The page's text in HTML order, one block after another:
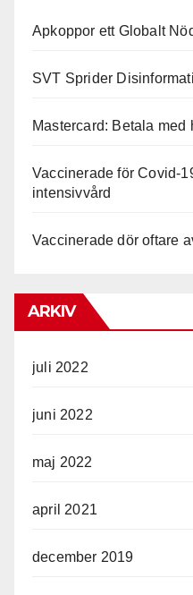
Apkoppor ett Globalt
SVT Sprider
Mastercard: Betala
Vaccinerade för Covid-
intensivvård
Vaccinerade dör oftare
ARKIV
juli 2022
juni 2022
maj 2022
april 2021
december 2019